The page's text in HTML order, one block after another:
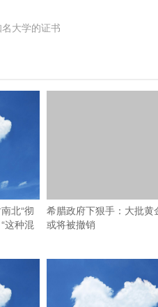
大学的证书
北“彻
这种混
希腊政府下狠手：大批黄
或将被撤销